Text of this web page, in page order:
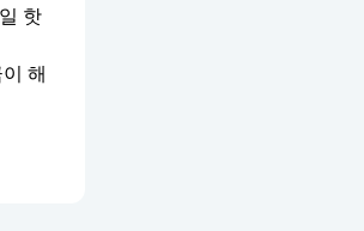
핫
해